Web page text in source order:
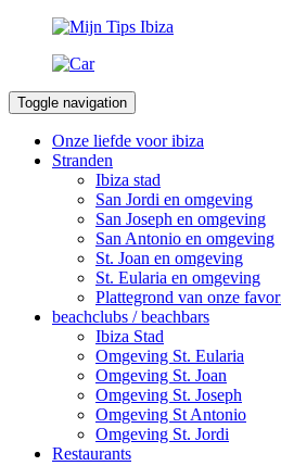
Toggle navigation
Onze liefde voor ibiza
Stranden
Ibiza stad
San Jordi en omgeving
San Joseph en omgeving
San Antonio en omgeving
St. Joan en omgeving
St. Eularia en omgeving
Plattegrond van onze
beachclubs / beachbars
Ibiza Stad
Omgeving St. Eularia
Omgeving St. Joan
Omgeving St. Joseph
Omgeving St Antonio
Omgeving St. Jordi
Restaurants